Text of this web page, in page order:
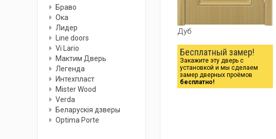
Браво
Ока
Лидер
Line doors
Vi Lario
Мактим Дверь
Легенда
Интехпласт
Мister Wood
Verda
Беларускiя дзверы
Optima Porte
Дуб
Бесплатный замер!
Закажите эту дверь с
установкой и мы сделаем
замер дверных проёмов
бесплатно!